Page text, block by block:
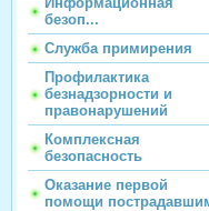
безоп...
Служба примирения
Профилактика
безнадзорности и
правонарушений
Комплексная
безопасность
Оказание первой
помощи